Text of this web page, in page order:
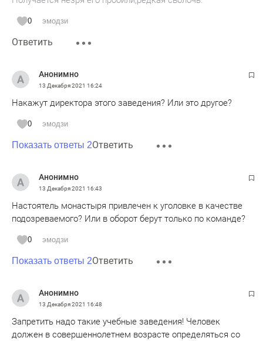
0 эмодзи
Ответить
Анонимно
13 Декабря 2021 16:24
Накажут директора этого заведения? Или это другое?
0 эмодзи
Показать ответы 2Ответить
Анонимно
13 Декабря 2021 16:43
Настоятель монастыря привлечен к уголовке в качестве
подозреваемого? Или в оборот берут только по команде?
0 эмодзи
Показать ответы 2Ответить
Анонимно
13 Декабря 2021 16:48
Запретить надо такие учебные заведения! Человек
должен в совершеннолетнем возрасте определяться со